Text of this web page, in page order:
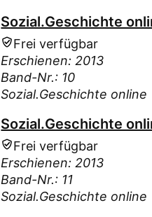
Sozial.Geschichte
Frei verfügbar
Erschienen: 2013
Band-Nr.: 10
Sozial.Geschichte online
Sozial.Geschichte
Frei verfügbar
Erschienen: 2013
Band-Nr.: 11
Sozial.Geschichte online